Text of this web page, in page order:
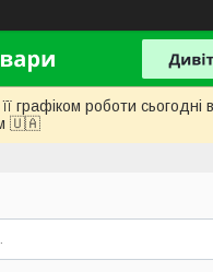
роботи
​​🇺🇦